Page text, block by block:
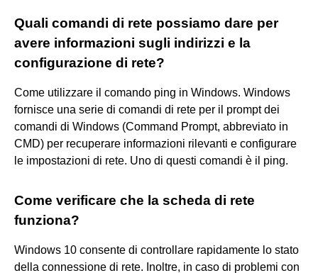
Quali comandi di rete possiamo dare per
avere informazioni sugli indirizzi e la
configurazione di rete?
Come utilizzare il comando ping in Windows. Windows
fornisce una serie di comandi di rete per il prompt dei
comandi di Windows (Command Prompt, abbreviato in
CMD) per recuperare informazioni rilevanti e configurare
le impostazioni di rete. Uno di questi comandi è il ping.
Come verificare che la scheda di rete
funziona?
Windows 10 consente di controllare rapidamente lo stato
della connessione di rete. Inoltre, in caso di problemi con